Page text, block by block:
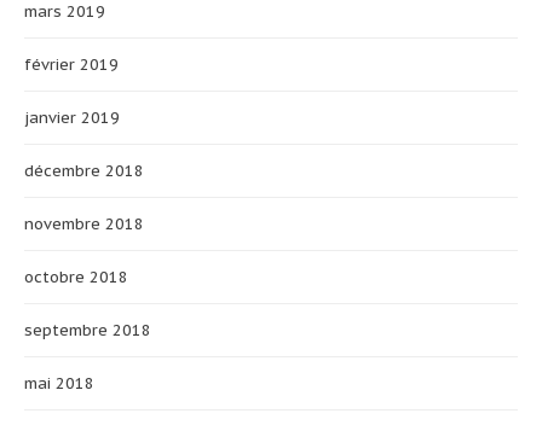
mars 2019
février 2019
janvier 2019
décembre 2018
novembre 2018
octobre 2018
septembre 2018
mai 2018